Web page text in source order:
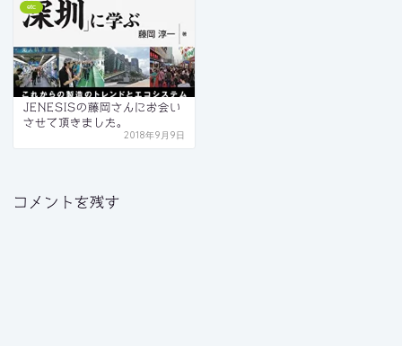
etc
JENESISの藤岡さんにお会い
させて頂きました。
2018年9月9日
コメントを残す